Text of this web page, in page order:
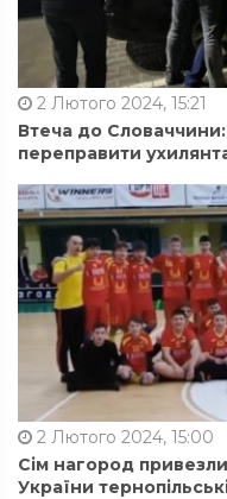
2 Лютого 2024, 15:21
Втеча до
переправити
2 Лютого 2024, 15:00
Сім нагород
України